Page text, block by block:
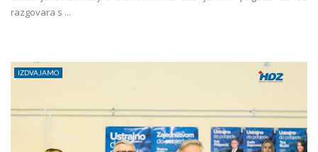
razgovara s ...
IZDVAJAMO